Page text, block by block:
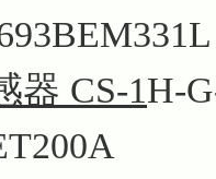
器 CS-1H-